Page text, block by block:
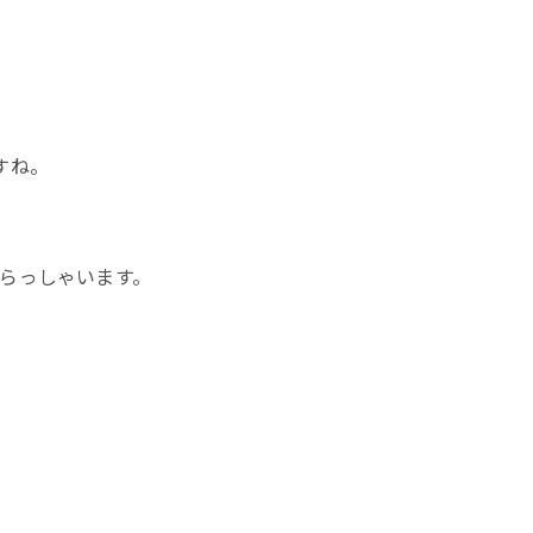
。
っしゃいます。